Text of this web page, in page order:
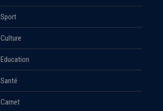
Sport
Culture
Education
Santé
Carnet